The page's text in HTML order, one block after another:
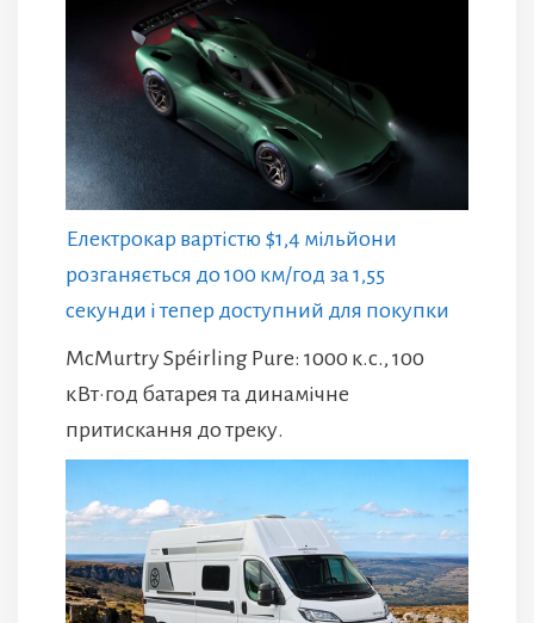
Електрокар вартістю $1,4 мільйони
розганяється до 100 км/год за 1,55
секунди і тепер доступний для покупки
McMurtry Spéirling Pure: 1000 к.с., 100
кВт·год батарея та динамічне
притискання до треку.